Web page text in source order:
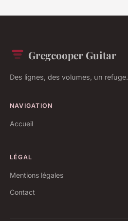
Gregcooper Guitar
Des lignes, des volumes, un refuge.
NAVIGATION
Accueil
LÉGAL
Mentions légales
Contact